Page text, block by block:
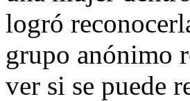
logró
grupo anónimo
ver si se puede